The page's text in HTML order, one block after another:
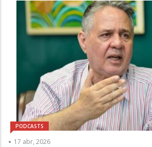
PODCASTS
17 abr, 2026
Articulista